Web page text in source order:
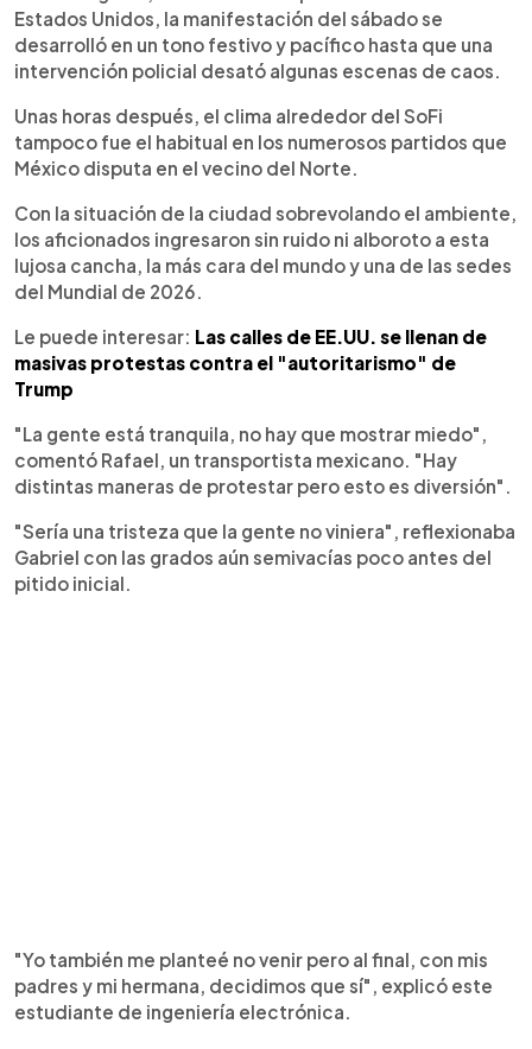
Estados Unidos, la manifestación del sábado se
desarrolló en un tono festivo y pacífico hasta que una
intervención policial desató algunas escenas de caos.
Unas horas después, el clima alrededor del SoFi
tampoco fue el habitual en los numerosos partidos que
México disputa en el vecino del Norte.
Con la situación de la ciudad sobrevolando el ambiente,
los aficionados ingresaron sin ruido ni alboroto a esta
lujosa cancha, la más cara del mundo y una de las sedes
del Mundial de 2026.
Le puede interesar: Las calles de EE.UU. se llenan de
masivas protestas contra el "autoritarismo" de
Trump
"La gente está tranquila, no hay que mostrar miedo",
comentó Rafael, un transportista mexicano. "Hay
distintas maneras de protestar pero esto es diversión".
"Sería una tristeza que la gente no viniera", reflexionaba
Gabriel con las grados aún semivacías poco antes del
pitido inicial.
"Yo también me planteé no venir pero al final, con mis
padres y mi hermana, decidimos que sí", explicó este
estudiante de ingeniería electrónica.